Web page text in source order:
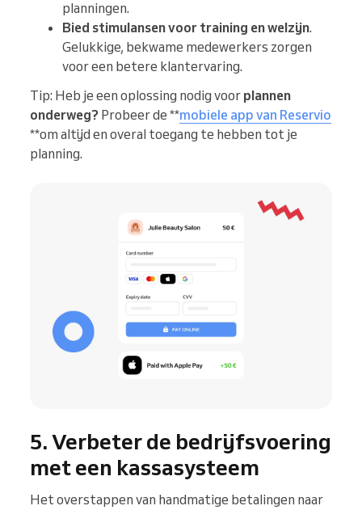
planningen.
Bied stimulansen voor training en welzijn.
Gelukkige, bekwame medewerkers zorgen
voor een betere klantervaring.
Tip: Heb je een oplossing nodig voor plannen
onderweg? Probeer de **mobiele app van Reservio
**om altijd en overal toegang te hebben tot je
planning.
5. Verbeter de bedrijfsvoering
met een kassasysteem
Het overstappen van handmatige betalingen naar